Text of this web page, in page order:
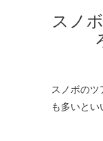
スノ
スノボの
も多いとい